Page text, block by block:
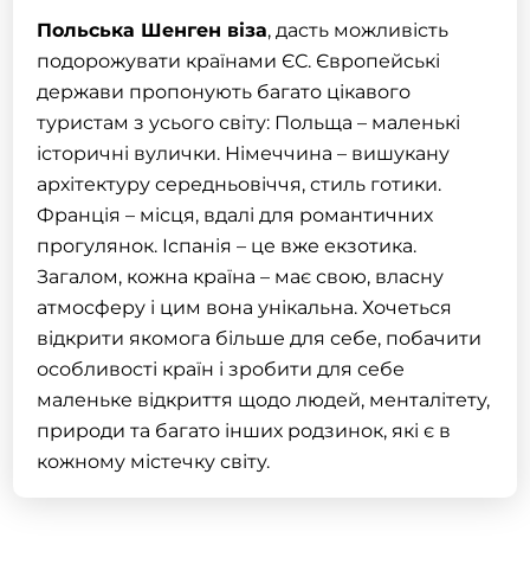
Польська Шенген віза, дасть можливість
подорожувати країнами ЄС. Європейські
держави пропонують багато цікавого
туристам з усього світу: Польща – маленькі
історичні вулички. Німеччина – вишукану
архітектуру середньовіччя, стиль готики.
Франція – місця, вдалі для романтичних
прогулянок. Іспанія – це вже екзотика.
Загалом, кожна країна – має свою, власну
атмосферу і цим вона унікальна. Хочеться
відкрити якомога більше для себе, побачити
особливості країн і зробити для себе
маленьке відкриття щодо людей, менталітету,
природи та багато інших родзинок, які є в
кожному містечку світу.